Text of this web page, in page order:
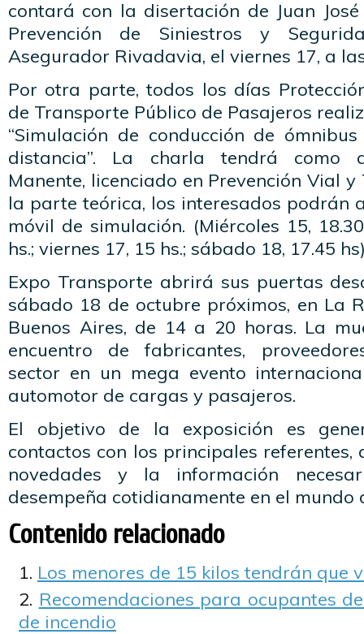
contará con la disertación de Juan
Prevención de Siniestros y
Asegurador Rivadavia, el viernes 17, a
Por otra parte, todos los días
de Transporte Público de Pasajeros
“Simulación de conducción de
distancia”. La charla tendrá como
Manente, licenciado en Prevención Vial
la parte teórica, los interesados podrán
móvil de simulación. (Miércoles 15,
hs.; viernes 17, 15 hs.; sábado 18, 17.45
Expo Transporte abrirá sus puertas
sábado 18 de octubre próximos, en La
Buenos Aires, de 14 a 20 horas. La
encuentro de fabricantes,
sector en un mega evento
automotor de cargas y pasajeros.
El objetivo de la exposición es
contactos con los principales
novedades y la información
desempeña cotidianamente en el
Contenido relacionado
Los menores de 15 kilos tendrán que
Recomendaciones para ocupantes
de incendio